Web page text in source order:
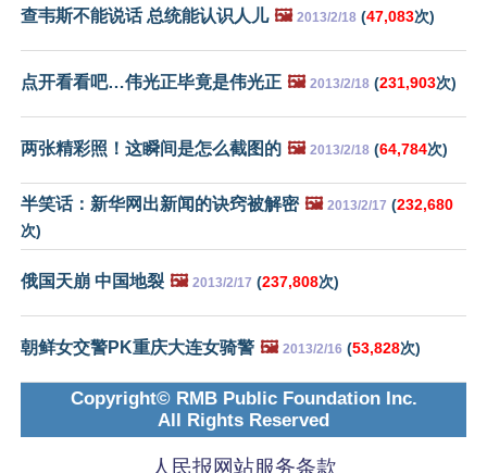
查韦斯不能说话 总统能认识人儿 🖼️ 2013/2/18 (47,083次)
点开看看吧…伟光正毕竟是伟光正 🖼️ 2013/2/18 (231,903次)
两张精彩照！这瞬间是怎么截图的 🖼️ 2013/2/18 (64,784次)
半笑话：新华网出新闻的诀窍被解密 🖼️ 2013/2/17 (232,680
次)
俄国天崩 中国地裂 🖼️ 2013/2/17 (237,808次)
朝鲜女交警PK重庆大连女骑警 🖼️ 2013/2/16 (53,828次)
Copyright© RMB Public Foundation Inc.
All Rights Reserved
人民报网站服务条款